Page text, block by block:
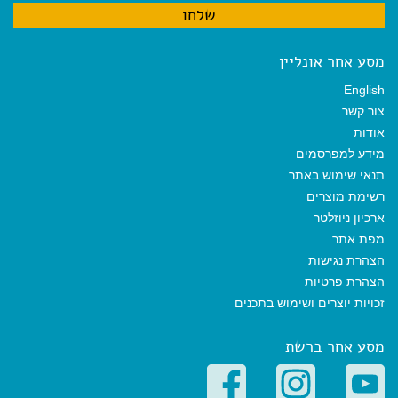
מסע אחר אונליין
English
צור קשר
אודות
מידע למפרסמים
תנאי שימוש באתר
רשימת מוצרים
ארכיון ניוזלטר
מפת אתר
הצהרת נגישות
הצהרת פרטיות
זכויות יוצרים ושימוש בתכנים
מסע אחר ברשת